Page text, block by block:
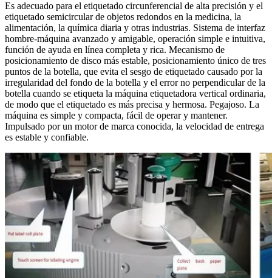
Es adecuado para el etiquetado circunferencial de alta precisión y el
etiquetado semicircular de objetos redondos en la medicina, la
alimentación, la química diaria y otras industrias. Sistema de interfaz
hombre-máquina avanzado y amigable, operación simple e intuitiva,
función de ayuda en línea completa y rica. Mecanismo de
posicionamiento de disco más estable, posicionamiento único de tres
puntos de la botella, que evita el sesgo de etiquetado causado por la
irregularidad del fondo de la botella y el error no perpendicular de la
botella cuando se etiqueta la máquina etiquetadora vertical ordinaria,
de modo que el etiquetado es más precisa y hermosa. Pegajoso. La
máquina es simple y compacta, fácil de operar y mantener.
Impulsado por un motor de marca conocida, la velocidad de entrega
es estable y confiable.